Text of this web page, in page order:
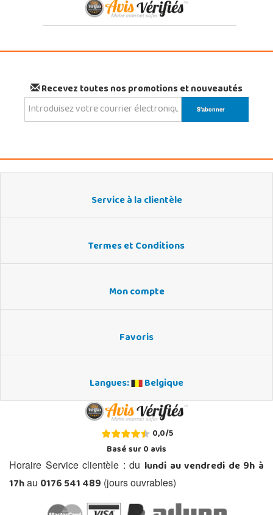
Recevez toutes nos promotions et nouveautés
Service à la clientèle
Termes et Conditions
Mon compte
Favoris
Langues: Belgique
0,0/5
Basé sur0avis
Horaire Service clientèle : du lundi au vendredi de 9h à
17hau 0176 541 489 (jours ouvrables)